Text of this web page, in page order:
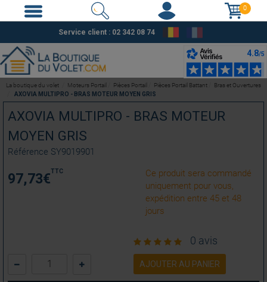
0
Service client : 02 342 08 74
AXOVIA MULTIPRO - BRAS MOTEUR
MOYEN GRIS
Référence SY9019901
97,73€TTC
Ce produit sera commandé
uniquement pour vous,
expédition entre 45 et 48
jours
0 avis
AJOUTER AU PANIER
La boutique du volet Moteurs Portail Pièces Portail Pièces Portail Battant
Bras et Ouvertures
AXOVIA MULTIPRO - BRAS MOTEUR MOYEN GRIS